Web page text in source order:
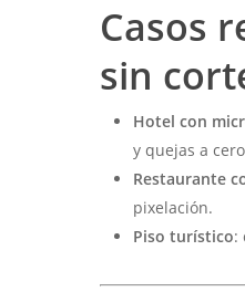
Casos
sin
Hotel con
y quejas a
Restaurante
pixelación.
Piso turístico: